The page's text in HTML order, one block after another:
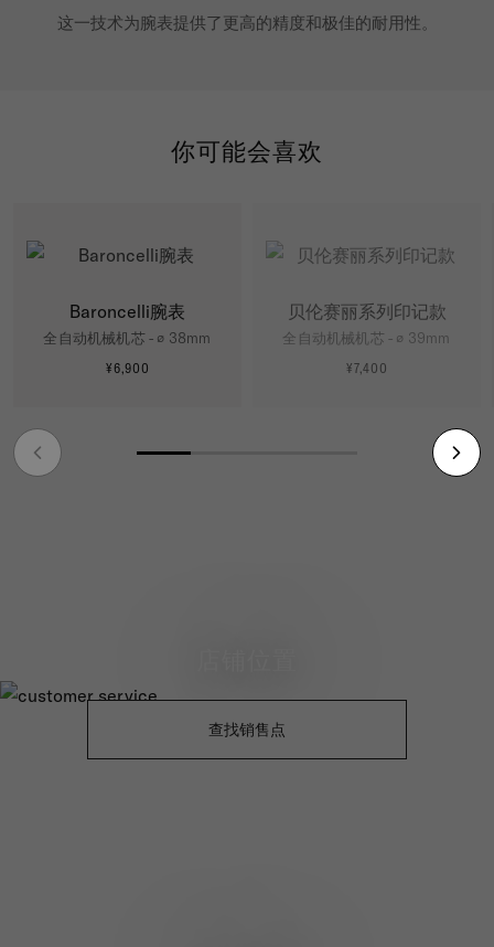
这一技术为腕表提供了更高的精度和极佳的耐用性。
你可能会喜欢
Baroncelli腕表
全自动机械机芯 - ∅ 38mm
¥6,900
贝伦赛丽系列印记款
全自动机械机芯 - ∅ 39mm
¥7,400
查找销售点